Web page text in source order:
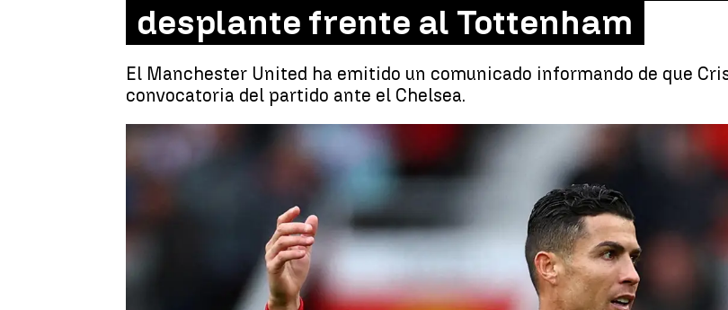
desplante frente al Tottenham
El Manchester United ha emitido un comunicado informando de que
convocatoria del partido ante el Chelsea.